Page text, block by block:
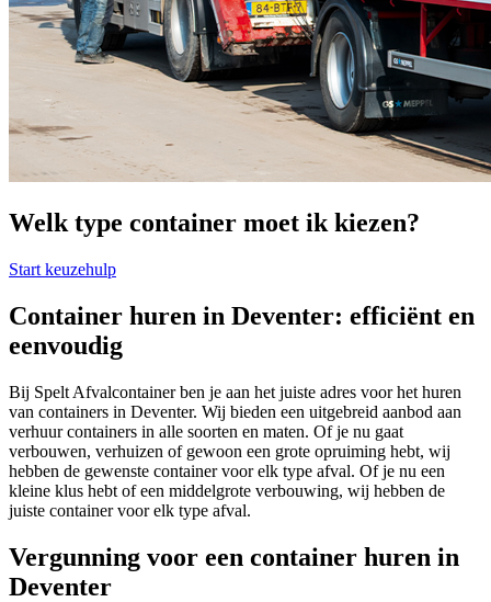
Welk type container moet ik kiezen?
Start keuzehulp
Container huren in Deventer: efficiënt en
eenvoudig
Bij Spelt Afvalcontainer ben je aan het juiste adres voor het huren
van containers in Deventer. Wij bieden een uitgebreid aanbod aan
verhuur containers in alle soorten en maten. Of je nu gaat
verbouwen, verhuizen of gewoon een grote opruiming hebt, wij
hebben de gewenste container voor elk type afval. Of je nu een
kleine klus hebt of een middelgrote verbouwing, wij hebben de
juiste container voor elk type afval.
Vergunning voor een container huren in
Deventer